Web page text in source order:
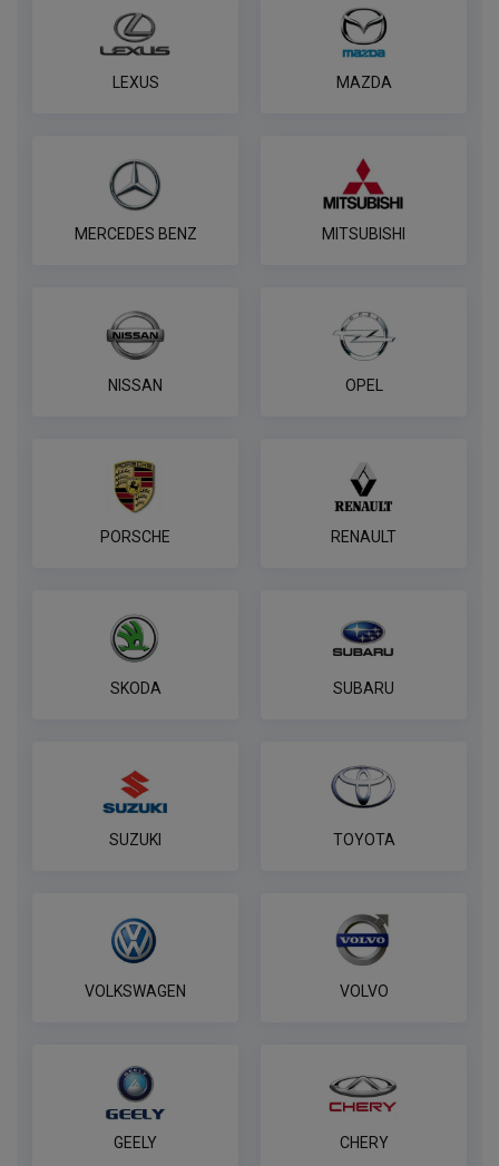
LEXUS MAZDA
MERCEDES BENZ MITSUBISHI
NISSAN OPEL
PORSCHE RENAULT
SKODA SUBARU
SUZUKI TOYOTA
VOLKSWAGEN VOLVO
GEELY CHERY